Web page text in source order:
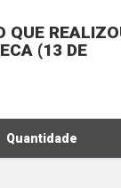
QUE
(13 DE
Quantidade